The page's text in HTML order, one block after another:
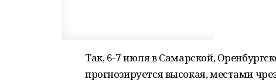
Так, 6-7 июля в Самарской,
прогнозируется высокая, местами